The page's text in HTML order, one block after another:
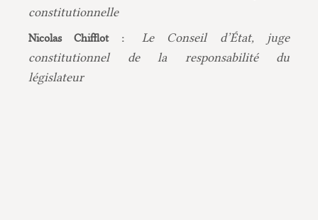
constitutionnelle
Nicolas Chifflot :
Le Conseil d’État, juge
constitutionnel de la responsabilité du
législateur